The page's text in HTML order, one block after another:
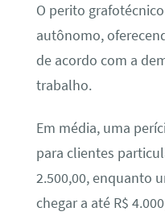
O perito
autônomo,
de acordo com a
trabalho.
Em média, uma
para clientes
2.500,00, enquanto
chegar a até R$